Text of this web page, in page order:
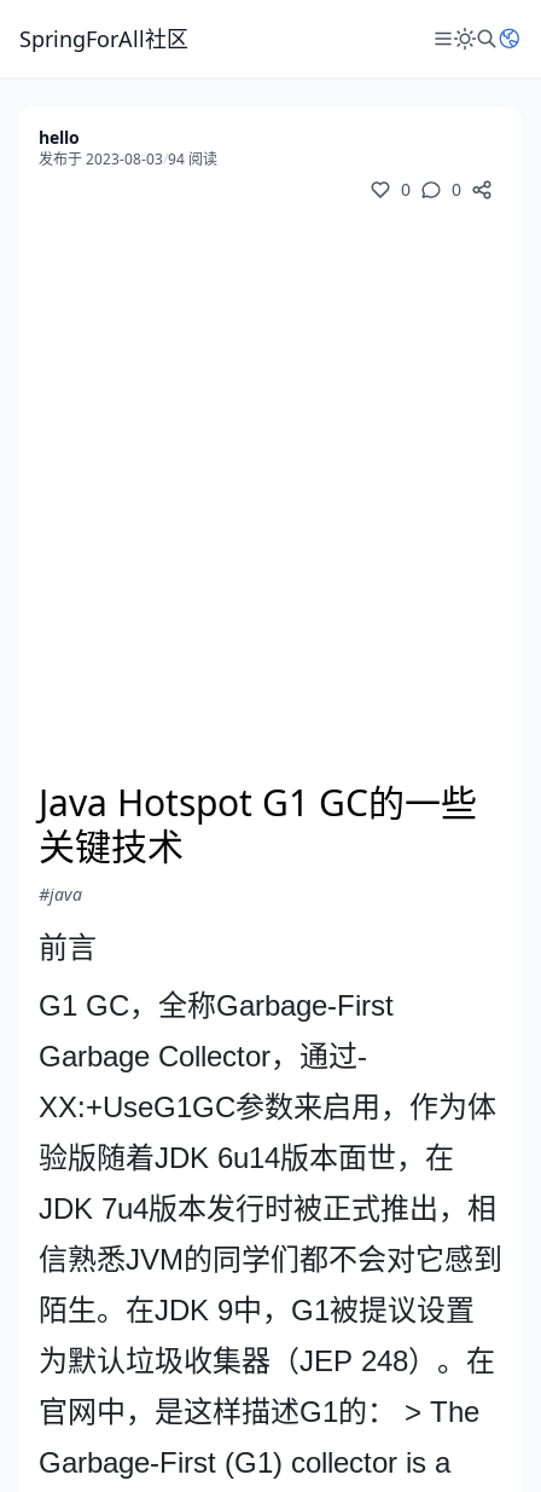
SpringForAll社区
hello
发布于 2023-08-03/94 阅读
0 0
Java Hotspot G1 GC的一些
关键技术
#java
前言
G1 GC，全称Garbage-First
Garbage Collector，通过-
XX:+UseG1GC参数来启用，作为体
验版随着JDK 6u14版本面世，在
JDK 7u4版本发行时被正式推出，相
信熟悉JVM的同学们都不会对它感到
陌生。在JDK 9中，G1被提议设置
为默认垃圾收集器（JEP 248）。在
官网中，是这样描述G1的： > The
Garbage-First (G1) collector is a